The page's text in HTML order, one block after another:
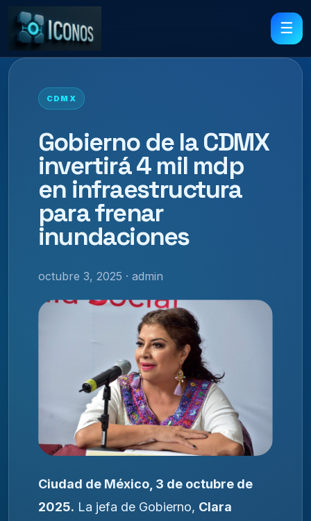
☰
CDMX
Gobierno de la CDMX
invertirá 4 mil mdp
en infraestructura
para frenar
inundaciones
octubre 3, 2025 · admin
Ciudad de México, 3 de octubre de
2025. La jefa de Gobierno, Clara